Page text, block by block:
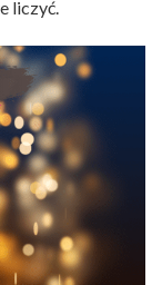
liczyć.